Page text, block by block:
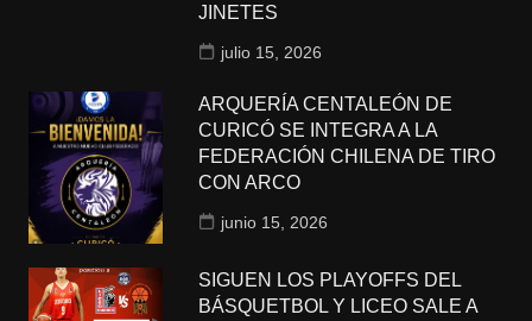
JINETES
julio 15, 2026
ARQUERÍA CENTALEÓN DE
CURICÓ SE INTEGRA A LA
FEDERACIÓN CHILENA DE TIRO
CON ARCO
junio 15, 2026
SIGUEN LOS PLAYOFFS DEL
BÁSQUETBOL Y LICEO SALE A